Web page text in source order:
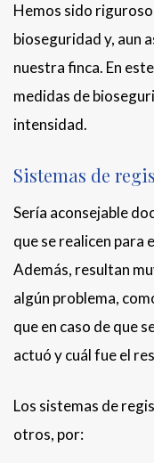
Hemos sido
bioseguridad y, aun
nuestra finca. En
medidas de
intensidad.
Sistemas de
Sería aconsejable
que se realicen
Además, resultan
algún problema,
que en caso de que
actuó y cuál fue el
Los sistemas de
otros, por: